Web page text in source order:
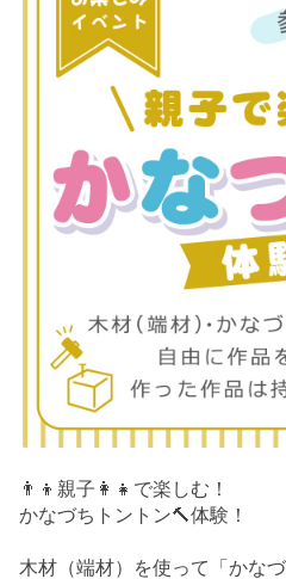
👨‍👦親子👩‍👧で楽しむ！
かなづちトントン🔨体験！
木材（端材）を使って「かな